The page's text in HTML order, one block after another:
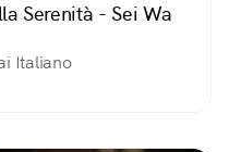
Serenità - Sei Wa
Italiano